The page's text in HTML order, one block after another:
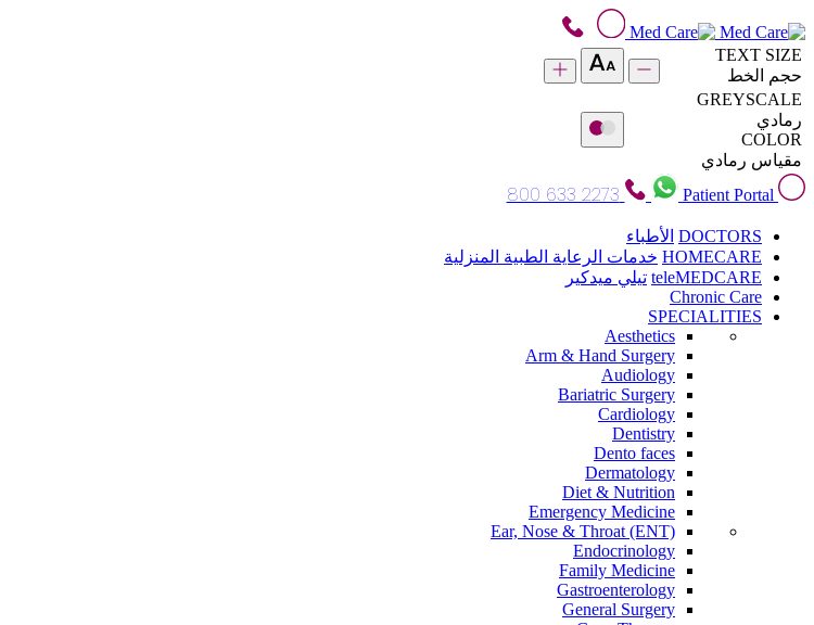
TEXT SIZE
حجم الخط
GREYSCALE
رمادي
COLOR
مقياس رمادي
Patient Portal
800 633 2273
DOCTORS الأطباء
HOMECARE خدمات الرعاية الطبية المنزلية
teleMEDCARE تيلي ميدكير
Chronic Care
SPECIALITIES
Aesthetics
Arm & Hand Surgery
Audiology
Bariatric Surgery
Cardiology
Dentistry
Dento faces
Dermatology
Diet & Nutrition
Emergency Medicine
Ear, Nose & Throat (ENT)
Endocrinology
Family Medicine
Gastroenterology
General Surgery